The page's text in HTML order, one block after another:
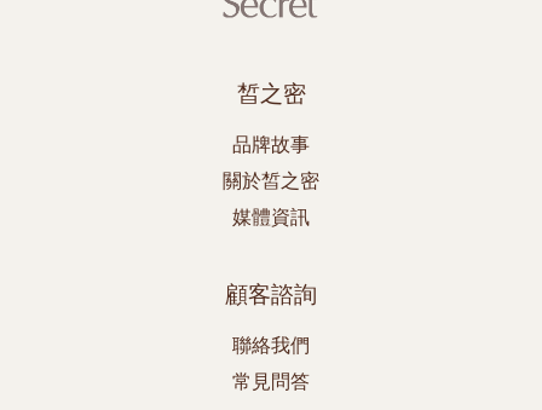
皙之密
品牌故事
關於皙之密
媒體資訊
顧客諮詢
聯絡我們
常見問答